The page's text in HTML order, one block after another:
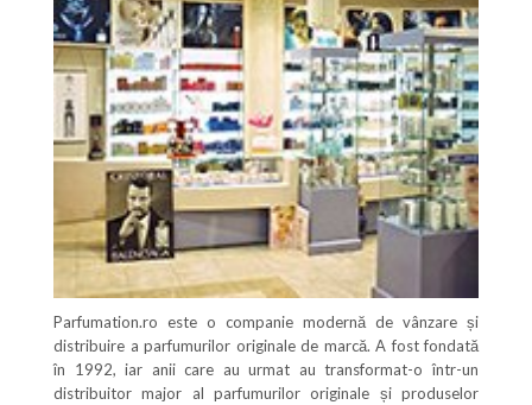
Parfumation.ro este o companie modernă de vânzare și
distribuire a parfumurilor originale de marcă. A fost fondată
în 1992, iar anii care au urmat au transformat-o într-un
distribuitor major al parfumurilor originale și produselor